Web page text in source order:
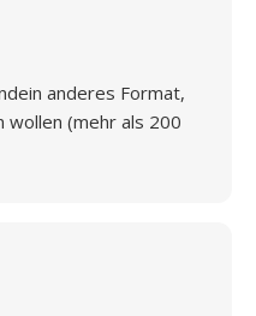
anderes Format,
wollen (mehr als 200